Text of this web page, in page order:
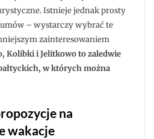
Istnieje jednak prosty
– wystarczy wybrać te
zainteresowaniem
Kolibki i Jelitkowo to zaledwie
w których można
na
wakacje